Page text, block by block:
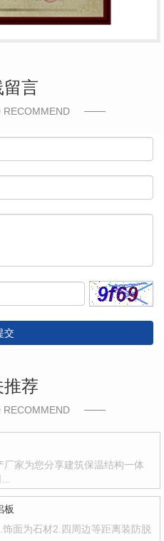
言
RECOMMEND
交
荐
RECOMMEND
厂家为您分享建筑保温结构一体
板
面为石材2.四周边等距离装防脱